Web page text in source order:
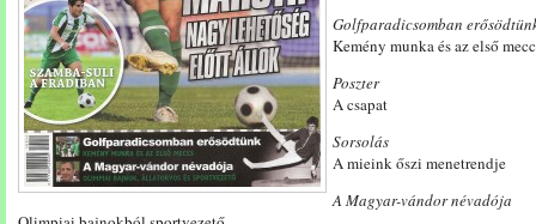
Golfparadicsomban
Kemény munka és az első
Poszter
A csapat
Sorsolás
A mieink őszi menetrendje
A Magyar-vándor névadója